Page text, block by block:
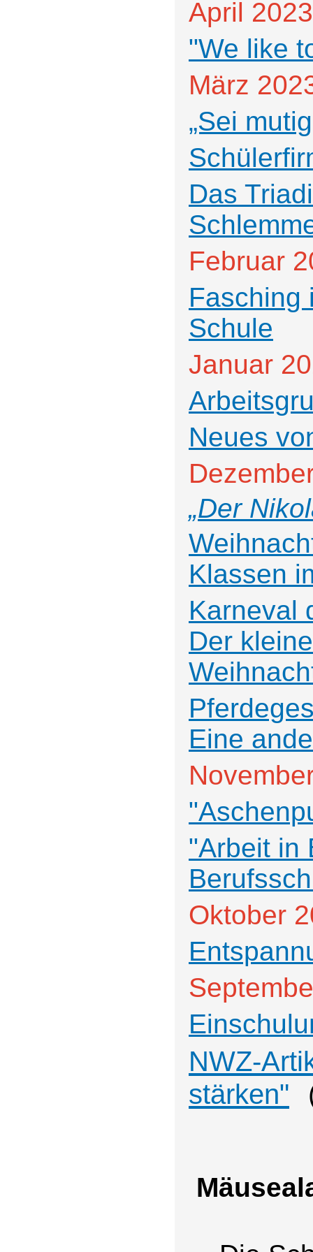
April 2023
"We like
März
„Sei
Das
Februar
Fasching
Schule
Januar
Neues
„Der
Klassen
Karneval
Der
Eine
"Arbeit in
Oktober
NWZ-
stärken"